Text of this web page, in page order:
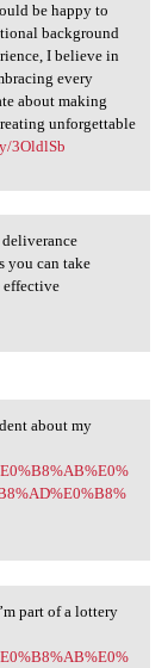
be happy to
background
I believe in
every
about making
unforgettable
3OldlSb
you can take
effective
about my
part of a lottery